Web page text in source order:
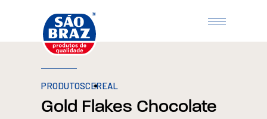
PRODUTOSCEREAL
Gold Flakes Chocolate